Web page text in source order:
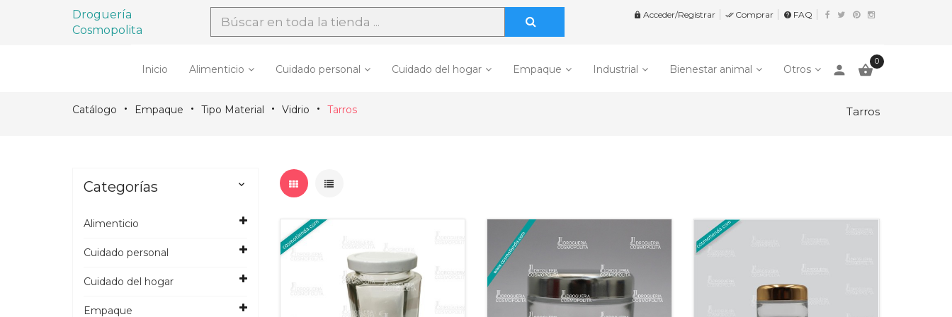
Droguería
Cosmopolita
 Acceder/Registrar  Comprar help FAQ
Inicio Alimenticio Cuidado personal Cuidado del hogar Empaque Industrial Bienestar animal Otros person 
0
Catálogo Empaque Tipo Material Vidrio Tarros Tarros
Categorías 
Alimenticio
Cuidado personal
Cuidado del hogar
Empaque